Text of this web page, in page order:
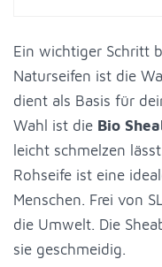
Ein wichtiger Schritt
Naturseifen ist die
dient als Basis für
Wahl ist die Bio
leicht schmelzen
Rohseife ist eine
Menschen. Frei von
die Umwelt. Die
sie geschmeidig.